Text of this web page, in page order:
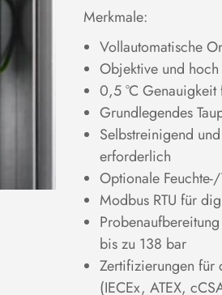
Merkmale:
Vollautomatische
Objektive und
0,5 °C Genauigkeit
Grundlegendes
Selbstreinigend
erforderlich
Optionale
Modbus RTU für
bis zu 138 bar
Zertifizierungen für
(IECEx, ATEX,